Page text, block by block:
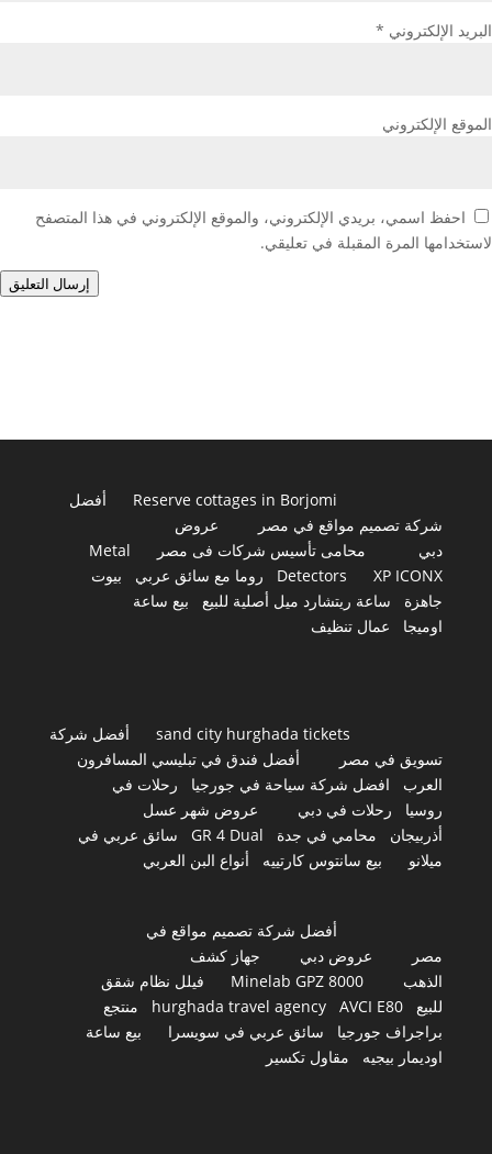
البريد الإلكتروني *
الموقع الإلكتروني
احفظ اسمي، بريدي الإلكتروني، والموقع الإلكتروني في هذا المتصفح
لاستخدامها المرة المقبلة في تعليقي.
إرسال التعليق
Reserve cottages in Borjomi
أفضل
شركة تصميم مواقع في مصر
عروض
دبي
محامى تأسيس شركات فى مصر
Metal
Detectors
XP ICONX روما مع سائق عربي
بيوت
جاهزة
ساعة ريتشارد ميل أصلية للبيع
بيع ساعة
اوميجا
عمال تنظيف
sand city hurghada tickets
أفضل شركة
تسويق في مصر
أفضل فندق في تبليسي المسافرون
العرب
افضل شركة سياحة في جورجيا
رحلات في
روسيا
رحلات في دبي
عروض شهر عسل
أذربيجان
محامي في جدة GR 4 Dual
سائق عربي في
ميلانو
بيع سانتوس كارتييه أنواع البن العربي
أفضل شركة تصميم مواقع في
مصر
عروض دبي
جهاز كشف
الذهب
Minelab GPZ 8000
فيلل نظام شقق
للبيع
hurghada travel agency AVCI E80
منتجع
براجراف جورجيا
سائق عربي في سويسرا
بيع ساعة
اوديمار بيجيه
مقاول تكسير